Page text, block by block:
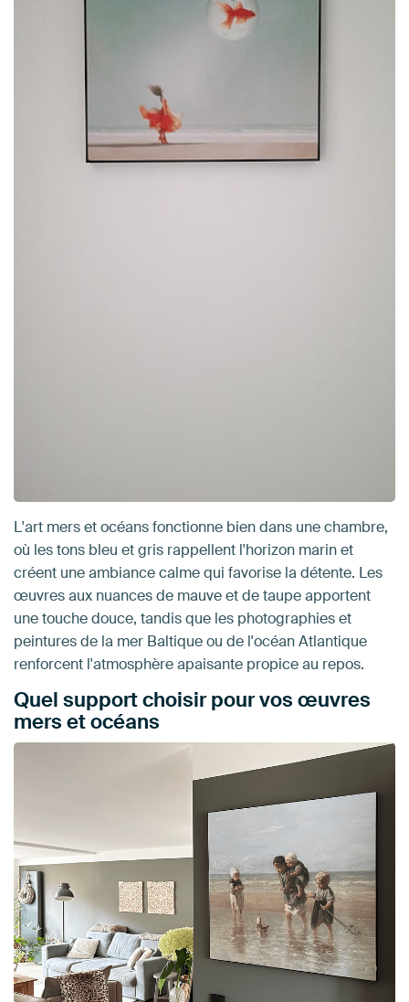
L'art mers et océans fonctionne bien dans une chambre,
où les tons bleu et gris rappellent l'horizon marin et
créent une ambiance calme qui favorise la détente. Les
œuvres aux nuances de mauve et de taupe apportent
une touche douce, tandis que les photographies et
peintures de la mer Baltique ou de l'océan Atlantique
renforcent l'atmosphère apaisante propice au repos.
Quel support choisir pour vos œuvres
mers et océans